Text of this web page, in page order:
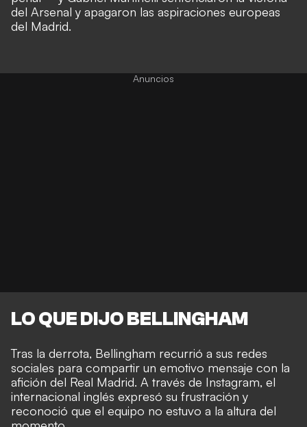
del Arsenal y apagaron las aspiraciones europeas
del Madrid.
LO QUE DIJO BELLINGHAM
Tras la derrota, Bellingham recurrió a sus redes
sociales para compartir un emotivo mensaje con la
afición del Real Madrid. A través de Instagram, el
internacional inglés expresó su frustración y
reconoció que el equipo no estuvo a la altura del